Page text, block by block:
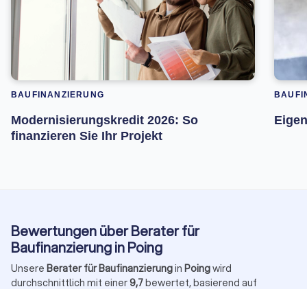
BAUFINANZIERUNG
Modernisierungskredit 2026: So
finanzieren Sie Ihr Projekt
Bewertungen über Berater für
Baufinanzierung in Poing
Unsere Berater für Baufinanzierungin Poingwird
durchschnittlich mit einer9,7bewertet, basierend auf